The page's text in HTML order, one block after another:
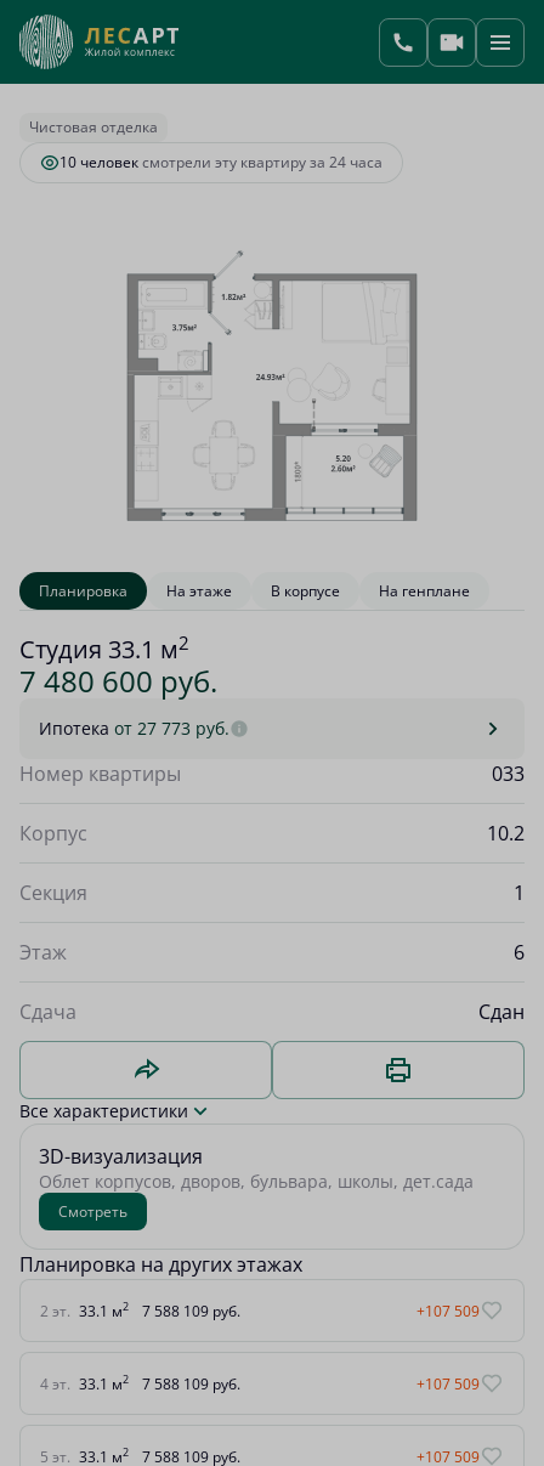
Студия33.1 м 2
7 480 600 руб.
Ипотека от 27 773 руб.
Чистовая отделка
10 человексмотрели эту квартиру за 24 часа
Планировка На этаже В корпусе На генплане
Студия 33.1 м2
7 480 600 руб.
Ипотека от 27 773 руб.
Номер квартиры 033
Корпус 10.2
Секция 1
Этаж 6
Сдача Сдан
Все характеристики
3D-визуализация
Облет корпусов, дворов, бульвара, школы, дет.сада
Смотреть
Планировка на других этажах
2 эт. 33.1 м2 7 588 109 руб. +107 509
4 эт. 33.1 м2 7 588 109 руб. +107 509
5 эт. 33.1 м2 7 588 109 руб. +107 509